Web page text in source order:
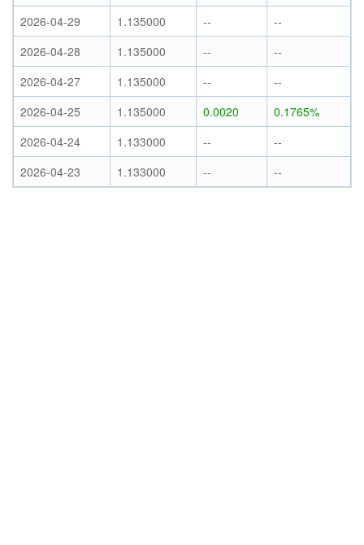
2026-04-29
1.135000 --
--
2026-04-28
1.135000 --
--
2026-04-27
1.135000 --
--
2026-04-25
1.135000 0.0020
0.1765%
2026-04-24
1.133000 --
--
2026-04-23
1.133000 -- --